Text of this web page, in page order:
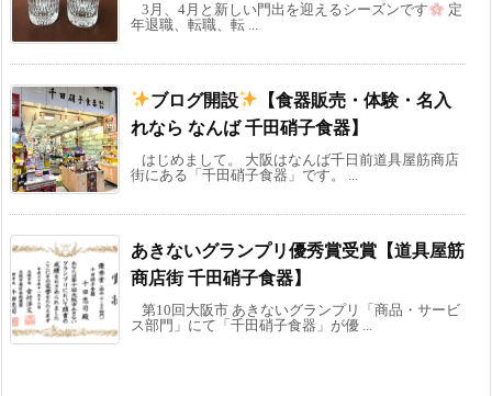
3月、4月と新しい門出を迎えるシーズンです
定
年退職、転職、転 ...
ブログ開設
【食器販売・体験・名入
れなら なんば 千田硝子食器】
はじめまして。 大阪はなんば千日前道具屋筋商店
街にある「千田硝子食器」です。 ...
あきないグランプリ優秀賞受賞【道具屋筋
商店街 千田硝子食器】
第10回大阪市 あきないグランプリ「商品・サービ
ス部門」にて「千田硝子食器」が優 ...